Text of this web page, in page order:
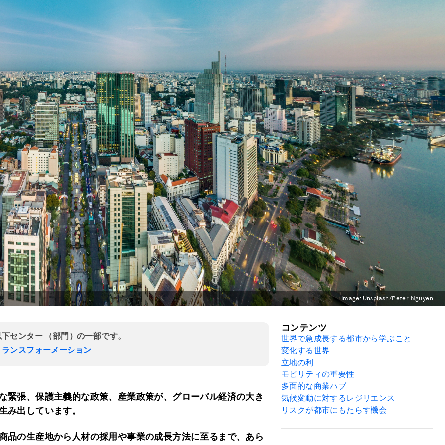
Image: Unsplash/Peter Nguyen
センター （部門）の一部です。
ンスフォーメーション
緊張、保護主義的な政策、産業政策が、グローバル経済の大き
み出しています。
品の生産地から人材の採用や事業の成長方法に至るまで、あら
コンテンツ
世界で急成長する都市から学ぶこと
変化する世界
立地の利
モビリティの重要性
多面的な商業ハブ
気候変動に対するレジリエンス
リスクが都市にもたらす機会